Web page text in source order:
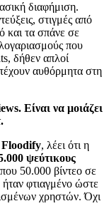
διαφήμιση.
στιγμές από
και τα σπάνε σε
που
δήθεν απλοί
αυθόρμητα στη
Είναι να μοιάζει
Floodify, λέει ότι η
ψεύτικους
50.000 βίντεο σε
φτιαγμένο ώστε
χρηστών. Όχι